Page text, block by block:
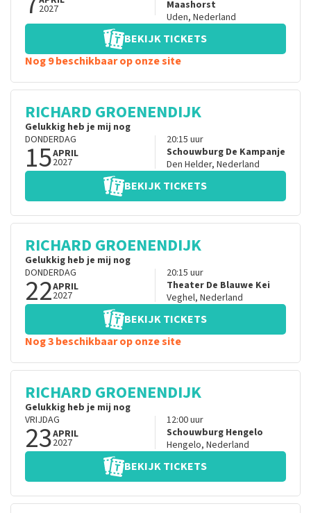
2027
Maashorst
Uden, Nederland
BEKIJK TICKETS
Nog 9 beschikbaar op onze site
RICHARD GROENENDIJK
Gelukkig heb je mij nog
DONDERDAG
15APRIL
2027
20:15 uur
Schouwburg De Kampanje
Den Helder, Nederland
BEKIJK TICKETS
RICHARD GROENENDIJK
Gelukkig heb je mij nog
DONDERDAG
22APRIL
2027
20:15 uur
Theater De Blauwe Kei
Veghel, Nederland
BEKIJK TICKETS
Nog 3 beschikbaar op onze site
RICHARD GROENENDIJK
Gelukkig heb je mij nog
VRIJDAG
23APRIL
2027
12:00uur
Schouwburg Hengelo
Hengelo, Nederland
BEKIJK TICKETS